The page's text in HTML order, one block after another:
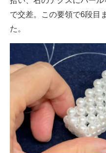
で交差。この要領で6段目
た。